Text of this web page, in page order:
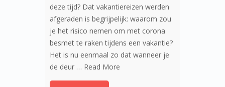
deze tijd? Dat vakantiereizen werden
afgeraden is begrijpelijk: waarom zou
je het risico nemen om met corona
besmet te raken tijdens een vakantie?
Het is nu eenmaal zo dat wanneer je
de deur … Read More